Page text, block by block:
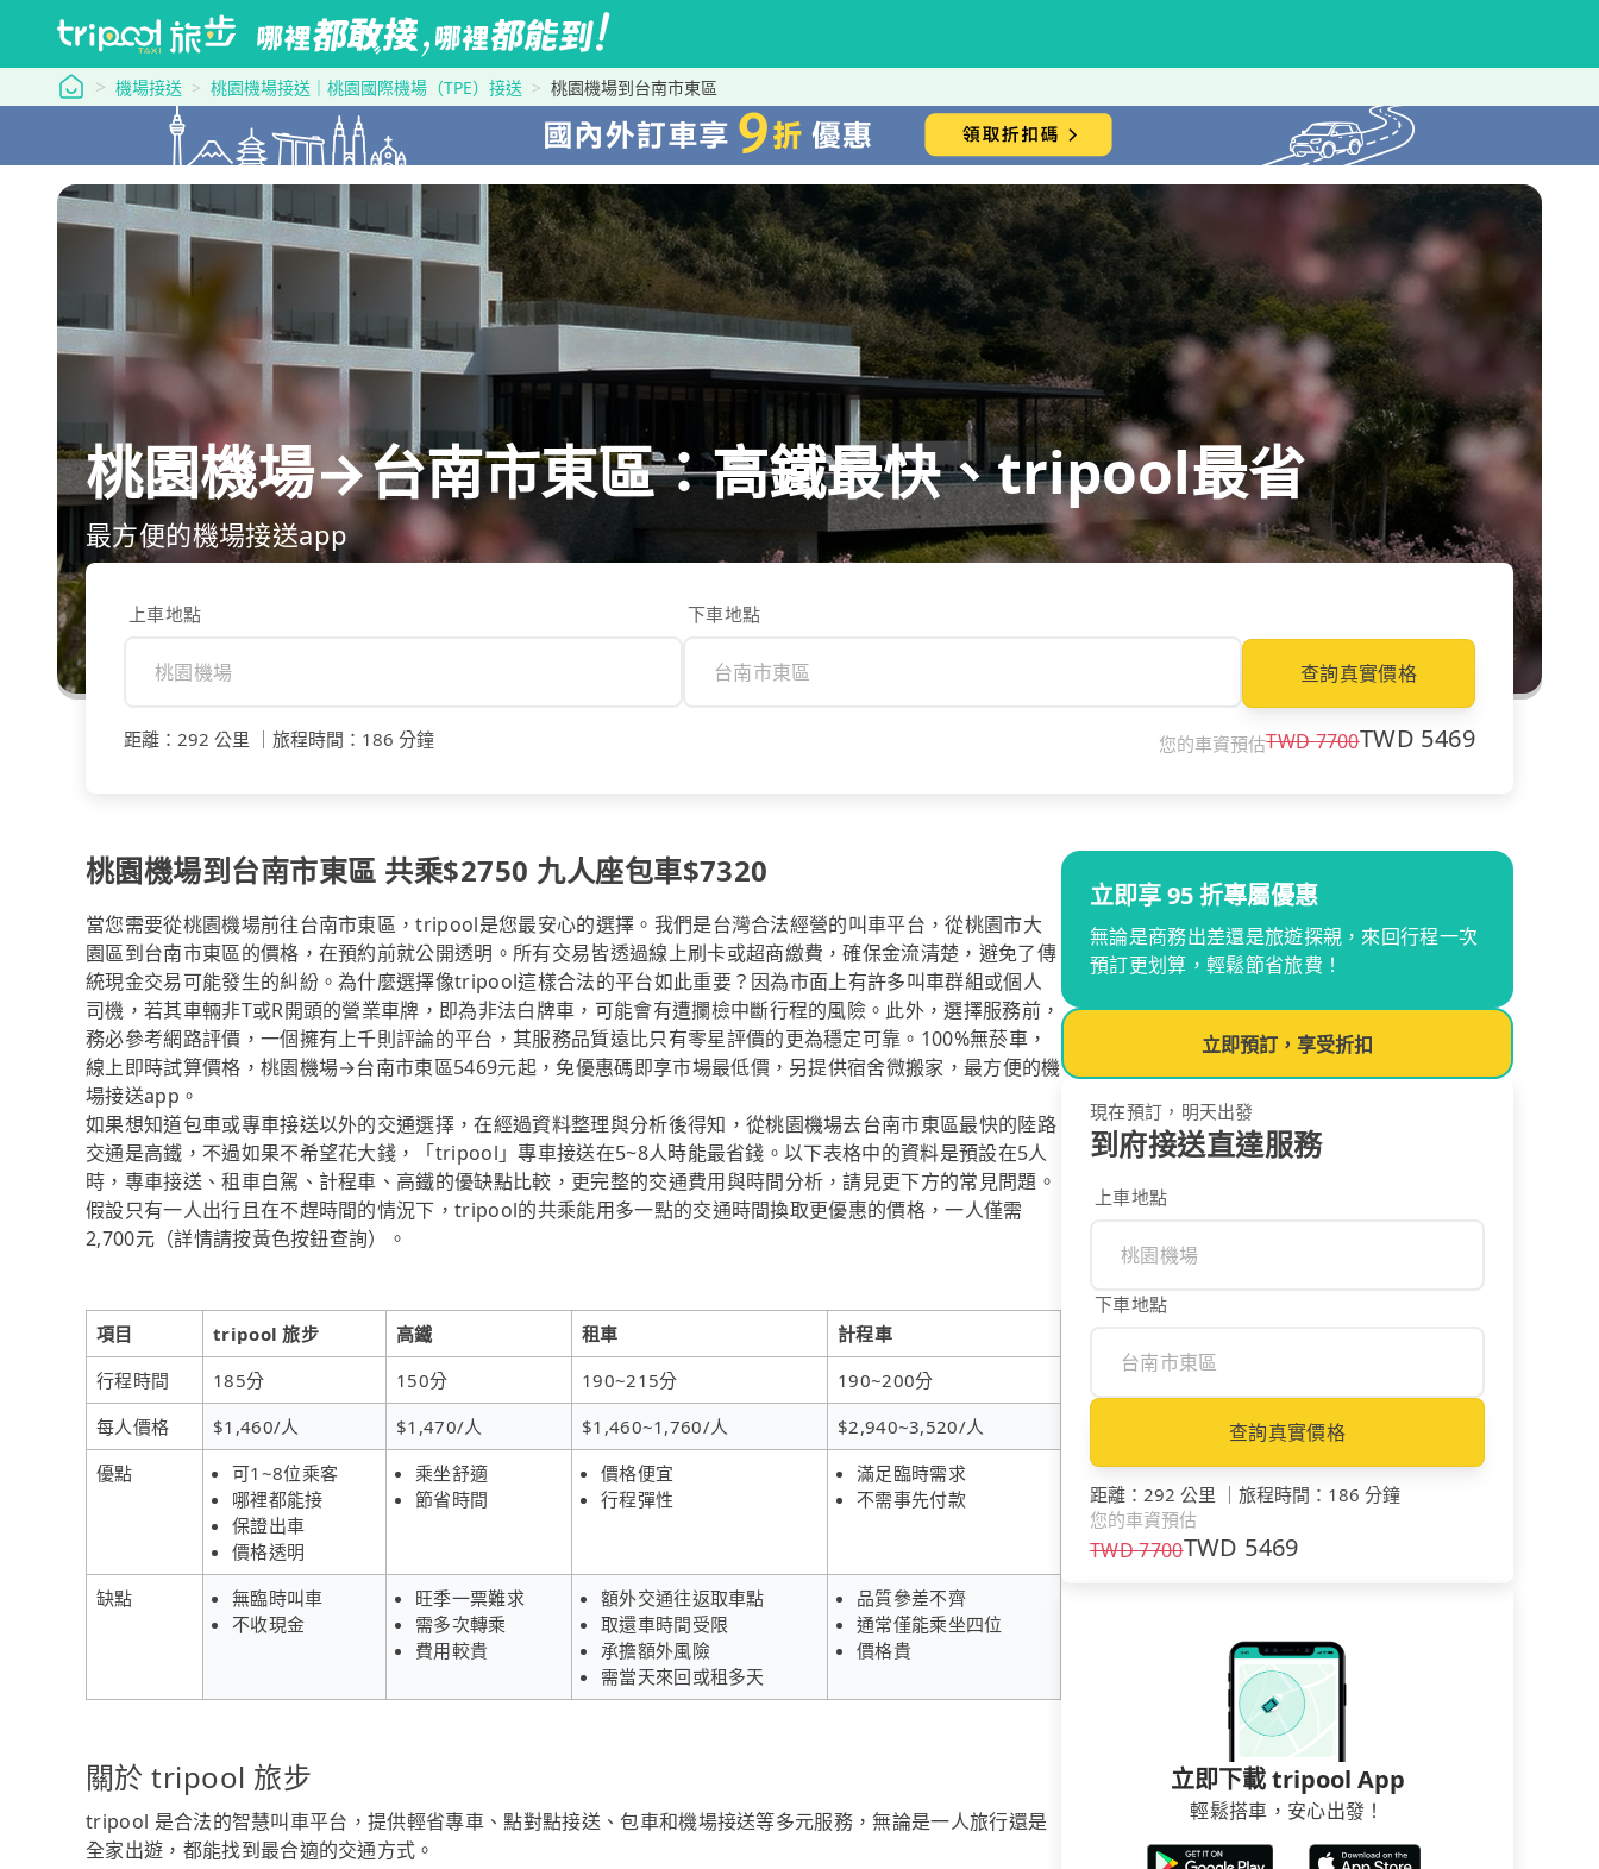
tripool 旅步
機場接送 桃園機場接送｜桃園國際機場（TPE）接送 桃園機場到台南市東區
桃園機場→台南市東區：高鐵最快、tripool最省
最方便的機場接送app
上車地點 下車地點
查詢真實價格
距離 ： 292 公里 旅程時間 ： 186 分鐘 您的車資預估TWD7700TWD 5469
桃園機場到台南市東區 共乘$2750 九人座包車$7320
當您需要從桃園機場前往台南市東區，tripool是您最安心的選擇。我們是台灣合法經營的叫車平台，從桃園市大
園區到台南市東區的價格，在預約前就公開透明。所有交易皆透過線上刷卡或超商繳費，確保金流清楚，避免了傳
統現金交易可能發生的糾紛。為什麼選擇像tripool這樣合法的平台如此重要？因為市面上有許多叫車群組或個人
司機，若其車輛非T或R開頭的營業車牌，即為非法白牌車，可能會有遭攔檢中斷行程的風險。此外，選擇服務前，
務必參考網路評價，一個擁有上千則評論的平台，其服務品質遠比只有零星評價的更為穩定可靠。100%無菸車，
線上即時試算價格，桃園機場→台南市東區5469元起，免優惠碼即享市場最低價，另提供宿舍微搬家，最方便的機
場接送app。
如果想知道包車或專車接送以外的交通選擇，在經過資料整理與分析後得知，從桃園機場去台南市東區最快的陸路
交通是高鐵，不過如果不希望花大錢，「tripool」專車接送在5~8人時能最省錢。以下表格中的資料是預設在5人
時，專車接送、租車自駕、計程車、高鐵的優缺點比較，更完整的交通費用與時間分析，請見更下方的常見問題。
假設只有一人出行且在不趕時間的情況下，tripool的共乘能用多一點的交通時間換取更優惠的價格，一人僅需
2,700元（詳情請按黃色按鈕查詢）。
項目 tripool 旅步 高鐵 租車
計程車
行程時間
185分 150分 190~215分
190~200分
每人價格
$1,460/人 $1,470/人 $1,460~1,760/人
$2,940~3,520/人
優點
可1~8位乘客
哪裡都能接
保證出車
價格透明
乘坐舒適
節省時間
價格便宜
行程彈性
滿足臨時需求
不需事先付款
缺點
無臨時叫車
不收現金
旺季一票難求
需多次轉乘
費用較貴
額外交通往返取車點
取還車時間受限
承擔額外風險
需當天來回或租多天
品質參差不齊
通常僅能乘坐四位
價格貴
關於 tripool 旅步
tripool 是合法的智慧叫車平台，提供輕省專車、點對點接送、包車和機場接送等多元服務，無論是一人旅行還是
全家出遊，都能找到最合適的交通方式。
立即享 95 折專屬優惠
無論是商務出差還是旅遊探親，來回行程一次
預訂更划算，輕鬆節省旅費！
立即預訂，享受折扣
現在預訂，明天出發
到府接送直達服務
上車地點
下車地點
查詢真實價格
距離 ： 292 公里 ｜ 旅程時間 ： 186 分鐘
您的車資預估
TWD7700TWD 5469
立即下載 tripool App
輕鬆搭車，安心出發！